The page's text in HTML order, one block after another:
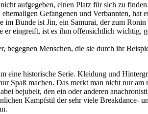
aufgegeben, einen Platz für sich zu
Gefangenen und Verbannten, hat
Bunde ist Jin, ein Samurai, der zum
eingreift, ist es ihm offensichtlich wichtig,
Menschen, die sie durch ihr
eine historische Serie. Kleidung und
Spaß machen. Das merkt man nicht nur am
bejubelt, den ein oder anderen
Kampfstil der sehr viele Breakdance-